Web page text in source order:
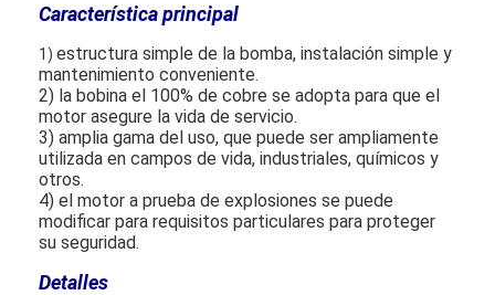
Característica principal
1)estructura simple de la bomba, instalación simple y
mantenimiento conveniente.
2) la bobina el 100% de cobre se adopta para que el
motor asegure la vida de servicio.
3) amplia gama del uso, que puede ser ampliamente
utilizada en campos de vida, industriales, químicos y
otros.
4) el motor a prueba de explosiones se puede
modificar para requisitos particulares para proteger
su seguridad.
Detalles